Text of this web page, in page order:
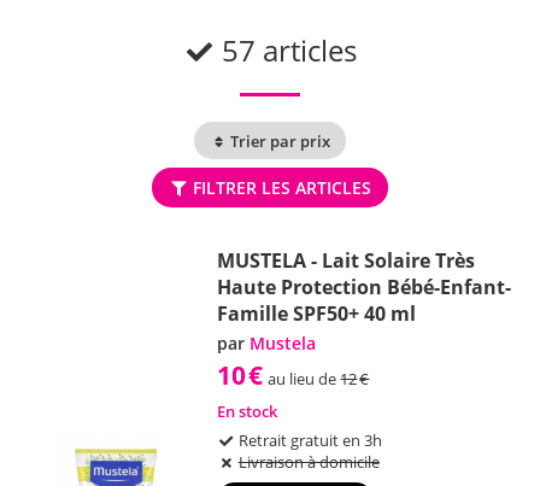
57 articles
Trier par prix
FILTRER LES ARTICLES
MUSTELA - Lait Solaire Très
Haute Protection Bébé-Enfant-
Famille SPF50+ 40 ml
par Mustela
10€ au lieu de12€
En stock
Retrait gratuit en 3h
Livraison à domicile